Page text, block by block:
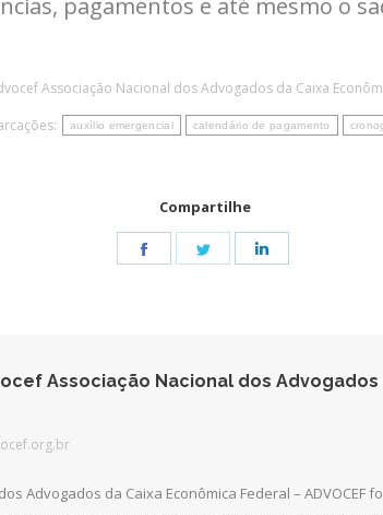
Associação Nacional dos Advogados da Caixa
auxílio emergencial calendário de pagamento
Compartilhe
Share Share
Associação Nacional dos Advogados
Advogados da Caixa Econômica Federal – ADVOCEF